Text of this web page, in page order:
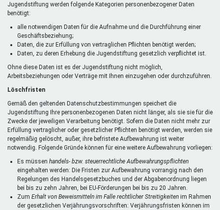
Jugendstiftung werden folgende Kategorien personenbezogener Daten
benötigt:
alle notwendigen Daten für die Aufnahme und die Durchführung einer
Geschäftsbeziehung;
Daten, die zur Erfüllung von vertraglichen Pflichten benötigt werden;
Daten, zu deren Erhebung die Jugendstiftung gesetzlich verpflichtet ist.
Ohne diese Daten ist es der Jugendstiftung nicht möglich,
Arbeitsbeziehungen oder Verträge mit Ihnen einzugehen oder durchzuführen.
Löschfristen
Gemäß den geltenden Datenschutzbestimmungen speichert die
Jugendstiftung Ihre personenbezogenen Daten nicht länger, als sie sie für die
Zwecke der jeweiligen Verarbeitung benötigt. Sofern die Daten nicht mehr zur
Erfüllung vertraglicher oder gesetzlicher Pflichten benötigt werden, werden sie
regelmäßig gelöscht, außer, ihre befristete Aufbewahrung ist weiter
notwendig. Folgende Gründe können für eine weitere Aufbewahrung vorliegen:
Es müssen handels- bzw. steuerrechtliche Aufbewahrungspflichten
eingehalten werden: Die Fristen zur Aufbewahrung vorrangig nach den
Regelungen des Handelsgesetzbuches und der Abgabenordnung liegen
bei bis zu zehn Jahren, bei EU-Förderungen bei bis zu 20 Jahren.
Zum Erhalt von Beweismitteln im Falle rechtlicher Streitigkeiten im Rahmen
der gesetzlichen Verjährungsvorschriften: Verjährungsfristen können im